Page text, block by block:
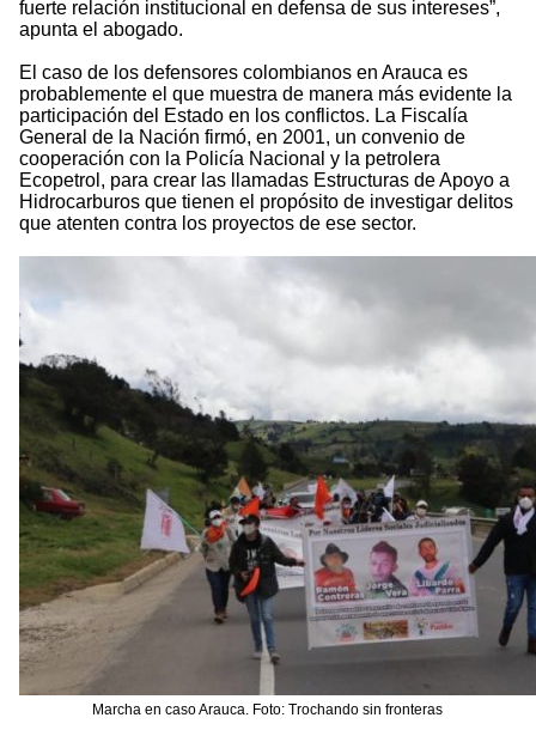
fuerte relación institucional en defensa de sus intereses”,
apunta el abogado.
El caso de los defensores colombianos en Arauca es
probablemente el que muestra de manera más evidente la
participación del Estado en los conflictos. La Fiscalía
General de la Nación firmó, en 2001, un convenio de
cooperación con la Policía Nacional y la petrolera
Ecopetrol, para crear las llamadas Estructuras de Apoyo a
Hidrocarburos que tienen el propósito de investigar delitos
que atenten contra los proyectos de ese sector.
Marcha en caso Arauca. Foto: Trochando sin fronteras